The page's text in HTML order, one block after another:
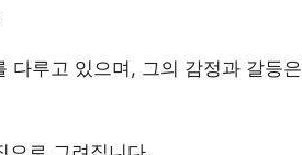
다루고 있으며, 그의 감정과 갈등은